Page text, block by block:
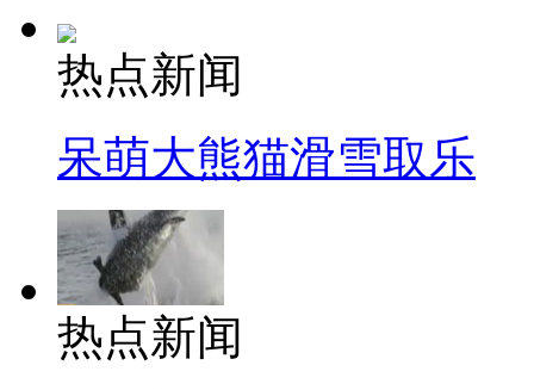
热点新闻
呆萌大熊猫滑雪取乐
热点新闻